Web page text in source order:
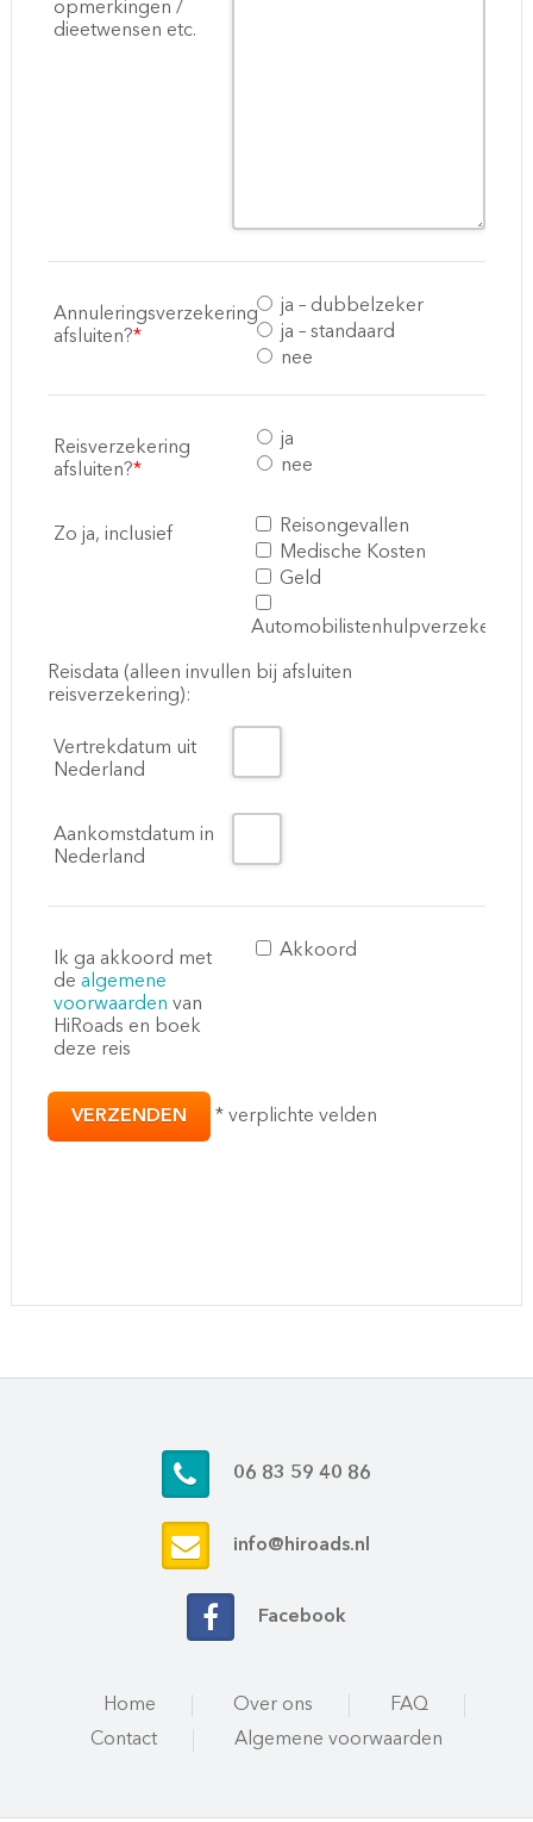
opmerkingen /
dieetwensen etc.
Annuleringsverzekering
afsluiten?*
ja – dubbelzeker
ja – standaard
nee
Reisverzekering
afsluiten?*
ja
nee
Zo ja, inclusief
Reisongevallen
Medische Kosten
Geld
Automobilistenhulpverzekering
Reisdata (alleen invullen bij afsluiten
reisverzekering):
Vertrekdatum uit
Nederland
Aankomstdatum in
Nederland
Ik ga akkoord met
de algemene
voorwaarden van
HiRoads en boek
deze reis
Akkoord
*verplichte velden
06 83 59 40 86
info@hiroads.nl
Facebook
Home Over ons
FAQ
Contact
Algemene voorwaarden